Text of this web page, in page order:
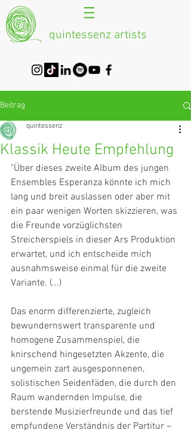
quintessenz artists
Beitrag
Klassik Heute Empfehlung
quintessenz
"Über dieses zweite Album des jungen
Ensembles Esperanza könnte ich mich
lang und breit auslassen oder aber mit
ein paar wenigen Worten skizzieren, was
die Freunde vorzüglichsten
Streicherspiels in dieser Ars Produktion
erwartet, und ich entscheide mich
ausnahmsweise einmal für die zweite
Variante. (...)
Das enorm differenzierte, zugleich
bewundernswert transparente und
homogene Zusammenspiel, die
knirschend hingesetzten Akzente, die
ungemein zart ausgesponnenen,
solistischen Seidenfäden, die durch den
Raum wandernden Impulse, die
berstende Musizierfreunde und das tief
empfundene Verständnis der Partitur –